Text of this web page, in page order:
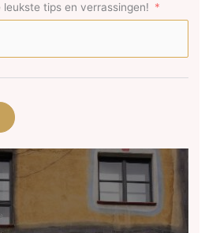
tips en verrassingen!